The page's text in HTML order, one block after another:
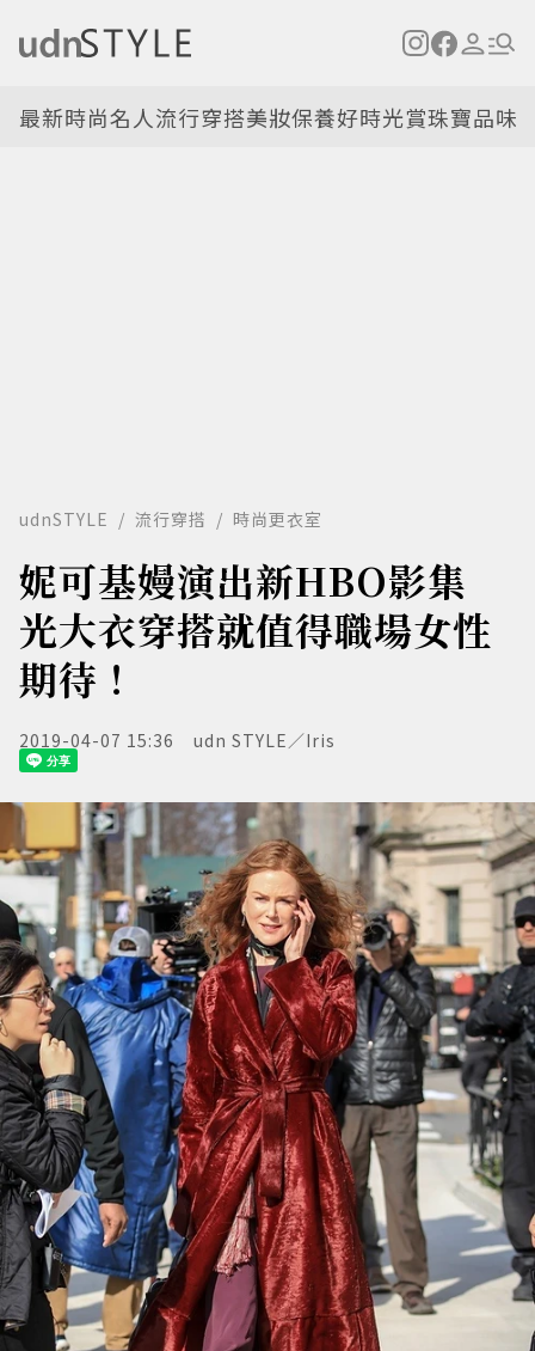
最新時尚名人流行穿搭美妝保養好時光賞珠寶品味
udnSTYLE 流行穿搭 時尚更衣室
妮可基嫚演出新HBO影集
光大衣穿搭就值得職場女性
期待！
2019-04-07 15:36 udn STYLE／Iris